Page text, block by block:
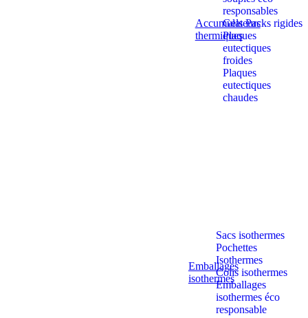
Accumulateurs
thermiques
responsables
Gels Packs rigides
Plaques
eutectiques
froides
Plaques
eutectiques
chaudes
Emballages
isothermes
Sacs isothermes
Pochettes
Isothermes
Colis isothermes
Emballages
isothermes éco
responsable